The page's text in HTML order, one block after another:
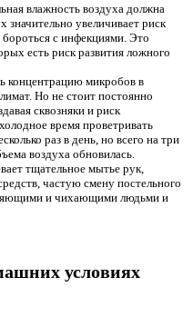
влажность воздуха должна
значительно увеличивает риск
с инфекциями. Это
есть риск развития ложного
концентрацию микробов в
Но не стоит постоянно
сквозняки и риск
время проветривать
раз в день, но всего на три
воздуха обновилась.
тщательное мытье рук,
частую смену постельного
и чихающими людьми и
условиях